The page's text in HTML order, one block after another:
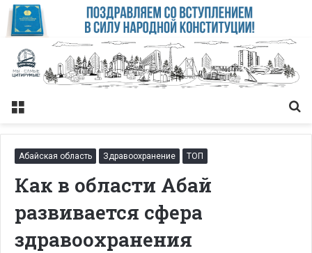
Меню
Абайская область Здравоохранение ТОП
Как в области Абай
развивается сфера
здравоохранения